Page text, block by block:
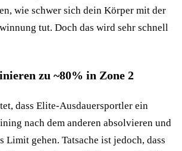
wie schwer sich dein Körper mit der
tut. Doch das wird sehr schnell
zu ~80% in Zone 2
dass Elite-Ausdauersportler ein
nach dem anderen absolvieren und
Limit gehen. Tatsache ist jedoch, dass